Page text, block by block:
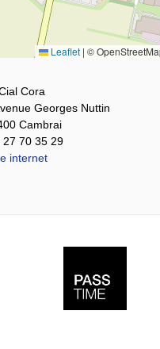
Leaflet | ©
Cora
Georges Nuttin
Cambrai
27 70 35 29
internet